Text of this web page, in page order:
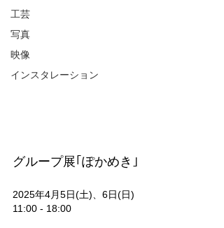
工芸
写真
映像
インスタレーション
グループ展｢ぽかめき｣
2025年4月5日(土)、6日(日)
11:00 - 18:00